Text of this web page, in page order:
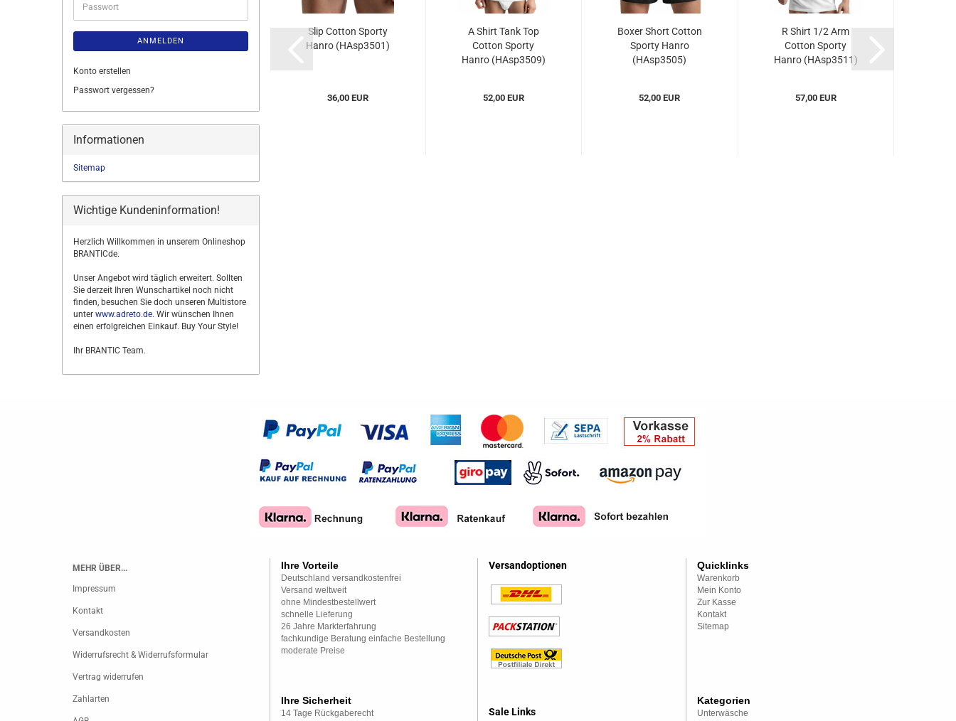
Slip Cotton Sporty
Hanro (HAsp3501)
36,00 EUR
A Shirt Tank Top
Cotton Sporty
Hanro (HAsp3509)
52,00 EUR
Boxer Short Cotton
Sporty Hanro
(HAsp3505)
52,00 EUR
R Shirt 1/2 Arm
Cotton Sporty
Hanro (HAsp3511)
57,00 EUR
Passwort
ANMELDEN
Konto erstellen
Passwort vergessen?
Informationen
Sitemap
Wichtige Kundeninformation!
Herzlich Willkommen in unserem Onlineshop
BRANTICde.
Unser Angebot wird täglich erweitert. Sollten
Sie derzeit Ihren Wunschartikel noch nicht
finden, besuchen Sie doch unseren Multistore
unter www.adreto.de. Wir wünschen Ihnen
einen erfolgreichen Einkauf. Buy Your Style!
Ihr BRANTIC Team.
MEHR ÜBER...
Impressum
Kontakt
Versandkosten
Widerrufsrecht & Widerrufsformular
Vertrag widerrufen
Zahlarten
Ihre Vorteile
Deutschland versandkostenfrei
Versand weltweit
ohne Mindestbestellwert
schnelle Lieferung
26 Jahre Markterfahrung
fachkundige Beratung einfache Bestellung
moderate Preise
Ihre Sicherheit
14 Tage Rückgaberecht
Versandoptionen
Sale Links
Quicklinks
Warenkorb
Mein Konto
Zur Kasse
Kontakt
Sitemap
Kategorien
Unterwäsche